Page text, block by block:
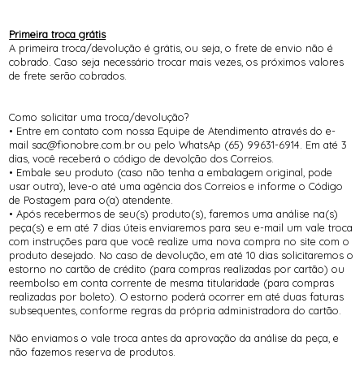
Primeira troca grátis
A primeira troca/devolução é grátis, ou seja, o frete de envio não é
cobrado. Caso seja necessário trocar mais vezes, os próximos valores
de frete serão cobrados.
Como solicitar uma troca/devolução?
• Entre em contato com nossa Equipe de Atendimento através do e-
mail sac@fionobre.com.br ou pelo WhatsAp (65) 99631-6914. Em até 3
dias, você receberá o código de devolção dos Correios.
• Embale seu produto (caso não tenha a embalagem original, pode
usar outra), leve-o até uma agência dos Correios e informe o Código
de Postagem para o(a) atendente.
• Após recebermos de seu(s) produto(s), faremos uma análise na(s)
peça(s) e em até 7 dias úteis enviaremos para seu e-mail um vale troca
com instruções para que você realize uma nova compra no site com o
produto desejado. No caso de devolução, em até 10 dias solicitaremos o
estorno no cartão de crédito (para compras realizadas por cartão) ou
reembolso em conta corrente de mesma titularidade (para compras
realizadas por boleto). O estorno poderá ocorrer em até duas faturas
subsequentes, conforme regras da própria administradora do cartão.
Não enviamos o vale troca antes da aprovação da análise da peça, e
não fazemos reserva de produtos.